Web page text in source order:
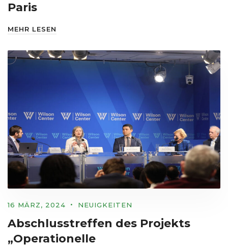
Paris
MEHR LESEN
16 MÄRZ, 2024 NEUIGKEITEN
Abschlusstreffen des Projekts
„Operationelle